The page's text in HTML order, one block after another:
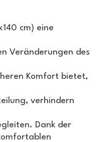
cm) eine
Veränderungen des
Komfort bietet,
verhindern
Dank der